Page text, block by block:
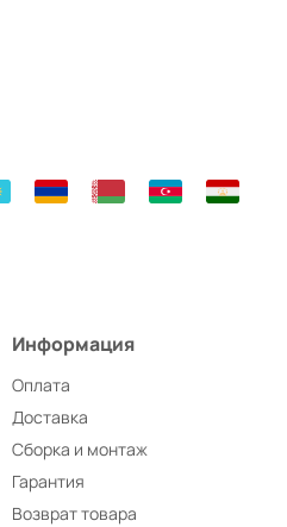
Информация
Оплата
Доставка
Сборка и монтаж
Гарантия
Возврат товара